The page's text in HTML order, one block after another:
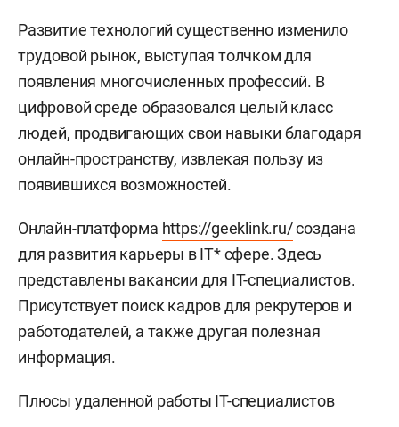
Развитие технологий существенно изменило
трудовой рынок, выступая толчком для
появления многочисленных профессий. В
цифровой среде образовался целый класс
людей, продвигающих свои навыки благодаря
онлайн-пространству, извлекая пользу из
появившихся возможностей.
Онлайн-платформа https://geeklink.ru/создана
для развития карьеры в IT* сфере. Здесь
представлены вакансии для IT-специалистов.
Присутствует поиск кадров для рекрутеров и
работодателей, а также другая полезная
информация.
Плюсы удаленной работы IT-специалистов